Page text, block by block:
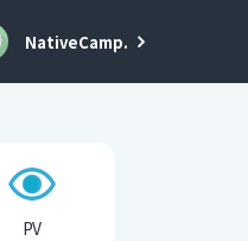
NativeCamp.
PV